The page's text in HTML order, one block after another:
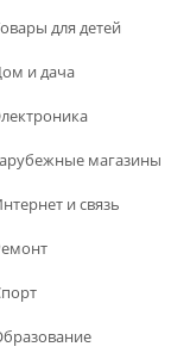
для детей
и дача
магазины
и связь